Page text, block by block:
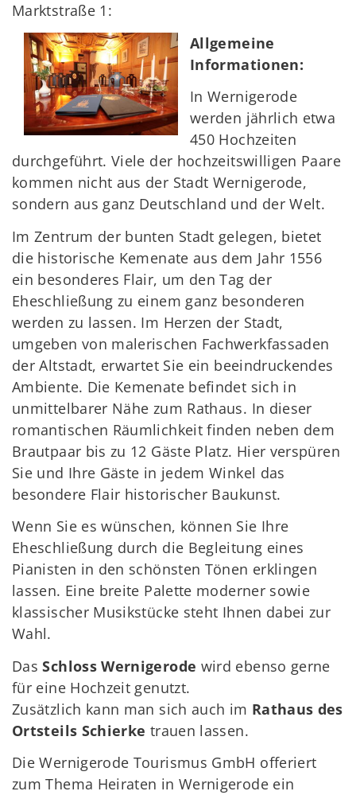
Marktstraße 1:
Allgemeine
Informationen:
In Wernigerode
werden jährlich etwa
450 Hochzeiten
durchgeführt. Viele der hochzeitswilligen Paare
kommen nicht aus der Stadt Wernigerode,
sondern aus ganz Deutschland und der Welt.
Im Zentrum der bunten Stadt gelegen, bietet
die historische Kemenate aus dem Jahr 1556
ein besonderes Flair, um den Tag der
Eheschließung zu einem ganz besonderen
werden zu lassen. Im Herzen der Stadt,
umgeben von malerischen Fachwerkfassaden
der Altstadt, erwartet Sie ein beeindruckendes
Ambiente. Die Kemenate befindet sich in
unmittelbarer Nähe zum Rathaus. In dieser
romantischen Räumlichkeit finden neben dem
Brautpaar bis zu 12 Gäste Platz. Hier verspüren
Sie und Ihre Gäste in jedem Winkel das
besondere Flair historischer Baukunst.
Wenn Sie es wünschen, können Sie Ihre
Eheschließung durch die Begleitung eines
Pianisten in den schönsten Tönen erklingen
lassen. Eine breite Palette moderner sowie
klassischer Musikstücke steht Ihnen dabei zur
Wahl.
DasSchloss Wernigerode wird ebenso gerne
für eine Hochzeit genutzt.
Zusätzlich kann man sich auch im Rathaus des
Ortsteils Schierke trauen lassen.
Die Wernigerode Tourismus GmbH offeriert
zum Thema Heiraten in Wernigerode ein